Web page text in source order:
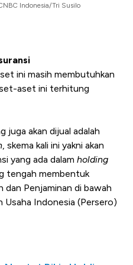
Indonesia/Tri Susilo
ini masih membutuhkan
aset ini terhitung
juga akan dijual adalah
, skema kali ini yakni akan
yang ada dalam holding
tengah membentuk
dan Penjaminan di bawah
Usaha Indonesia (Persero)